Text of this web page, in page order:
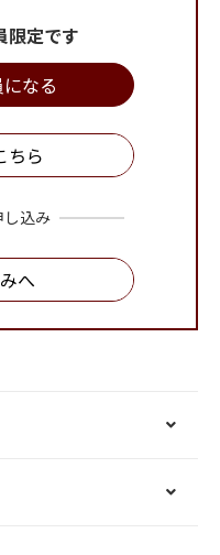
限定です
なる
ちら
し込み
へ